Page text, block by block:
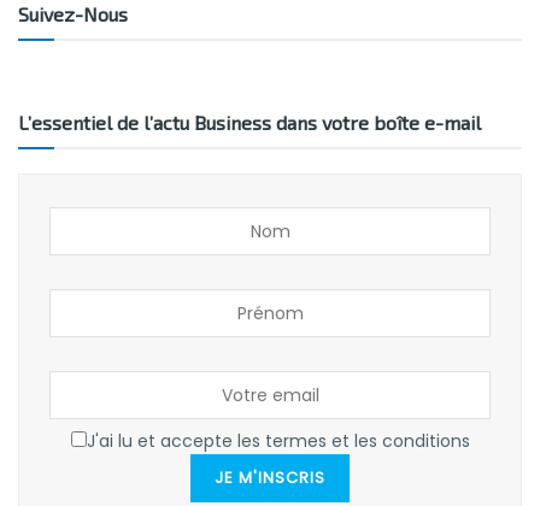
Suivez-Nous
L’essentiel de l’actu Business dans votre boîte e-mail
J'ai lu et accepte les termes et les conditions
JE M'INSCRIS